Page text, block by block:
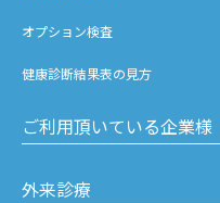
オプション検査
健康診断結果表の見方
ご利用頂いている企業様
外来診療